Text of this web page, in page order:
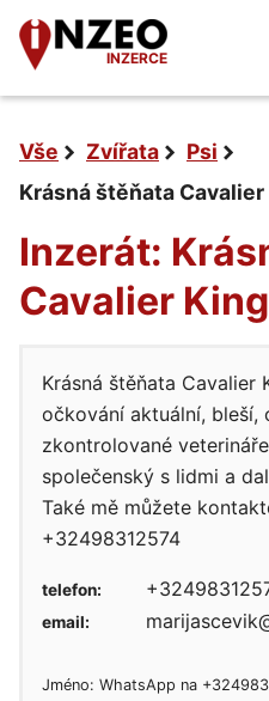
INZERCE
Vše Zvířata
Psi
Krásná štěňata
Inzerát:
Cavalier
Krásná štěňata Cavalier
očkování aktuální, bleší,
zkontrolované
společenský s lidmi a
Také mě můžete
+32498312574
Jméno: WhatsApp na
telefon:
email: